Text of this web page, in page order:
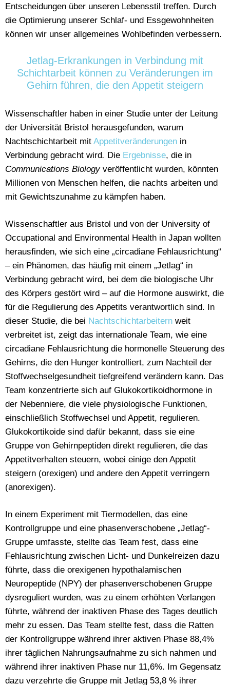
Entscheidungen über unseren Lebensstil treffen. Durch
die Optimierung unserer Schlaf- und Essgewohnheiten
können wir unser allgemeines Wohlbefinden verbessern.
Jetlag-Erkrankungen in Verbindung mit
Schichtarbeit können zu Veränderungen im
Gehirn führen, die den Appetit steigern
Wissenschaftler haben in einer Studie unter der Leitung
der Universität Bristol herausgefunden, warum
Nachtschichtarbeit mit Appetitveränderungen in
Verbindung gebracht wird. Die Ergebnisse, die in
Communications Biologyveröffentlicht wurden, könnten
Millionen von Menschen helfen, die nachts arbeiten und
mit Gewichtszunahme zu kämpfen haben.
Wissenschaftler aus Bristol und von der University of
Occupational and Environmental Health in Japan wollten
herausfinden, wie sich eine „circadiane Fehlausrichtung“
– ein Phänomen, das häufig mit einem „Jetlag“ in
Verbindung gebracht wird, bei dem die biologische Uhr
des Körpers gestört wird – auf die Hormone auswirkt, die
für die Regulierung des Appetits verantwortlich sind. In
dieser Studie, die bei Nachtschichtarbeitern weit
verbreitet ist, zeigt das internationale Team, wie eine
circadiane Fehlausrichtung die hormonelle Steuerung des
Gehirns, die den Hunger kontrolliert, zum Nachteil der
Stoffwechselgesundheit tiefgreifend verändern kann. Das
Team konzentrierte sich auf Glukokortikoidhormone in
der Nebenniere, die viele physiologische Funktionen,
einschließlich Stoffwechsel und Appetit, regulieren.
Glukokortikoide sind dafür bekannt, dass sie eine
Gruppe von Gehirnpeptiden direkt regulieren, die das
Appetitverhalten steuern, wobei einige den Appetit
steigern (orexigen) und andere den Appetit verringern
(anorexigen).
In einem Experiment mit Tiermodellen, das eine
Kontrollgruppe und eine phasenverschobene „Jetlag“-
Gruppe umfasste, stellte das Team fest, dass eine
Fehlausrichtung zwischen Licht- und Dunkelreizen dazu
führte, dass die orexigenen hypothalamischen
Neuropeptide (NPY) der phasenverschobenen Gruppe
dysreguliert wurden, was zu einem erhöhten Verlangen
führte, während der inaktiven Phase des Tages deutlich
mehr zu essen. Das Team stellte fest, dass die Ratten
der Kontrollgruppe während ihrer aktiven Phase 88,4%
ihrer täglichen Nahrungsaufnahme zu sich nahmen und
während ihrer inaktiven Phase nur 11,6%. Im Gegensatz
dazu verzehrte die Gruppe mit Jetlag 53,8 % ihrer